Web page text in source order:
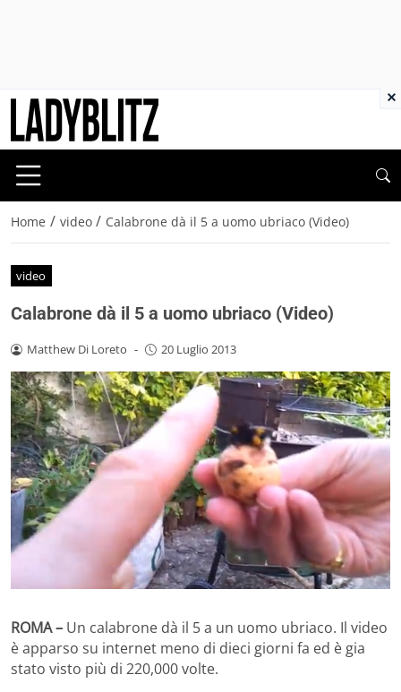
Home / video / Calabrone dà il 5 a uomo ubriaco (Video)
video
Calabrone dà il 5 a uomo ubriaco (Video)
Matthew Di Loreto - 20 Luglio 2013
ROMA – Un calabrone dà il 5 a un uomo ubriaco. Il video
è apparso su internet meno di dieci giorni fa ed è gia
stato visto più di 220,000 volte.
×